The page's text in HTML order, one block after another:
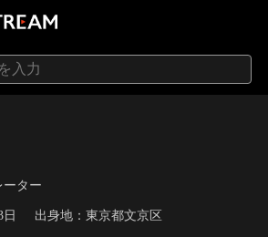
ーター
出身地：東京都文京区